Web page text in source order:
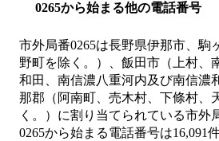
0265から始まる他の電話番号
市外局番0265は長野県伊那市、駒
野町を除く。）、飯田市（上村、
和田、南信濃八重河内及び南信濃
那郡（阿南町、売木村、下條村、
く。） に割り当てられている市外
0265から始まる電話番号は16,091